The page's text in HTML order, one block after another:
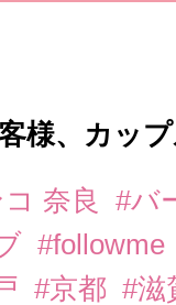
様、カッ
奈良
#バ
#followme
#京都 #